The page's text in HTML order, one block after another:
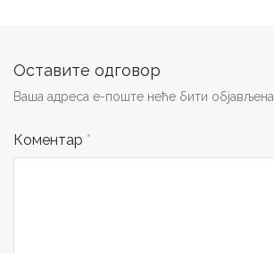
Оставите одговор
Ваша адреса е-поште неће бити објављена.
Коментар *